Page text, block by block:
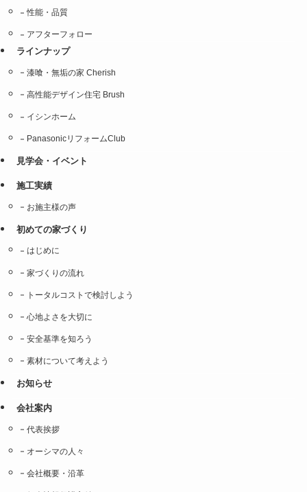
性能・品質
アフターフォロー
ラインナップ
漆喰・無垢の家 Cherish
高性能デザイン住宅 Brush
イシンホーム
PanasonicリフォームClub
見学会・イベント
施工実績
お施主様の声
初めての家づくり
はじめに
家づくりの流れ
トータルコストで検討しよう
心地よさを大切に
安全基準を知ろう
素材について考えよう
お知らせ
会社案内
代表挨拶
オーシマの人々
会社概要・沿革